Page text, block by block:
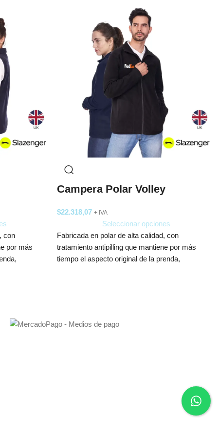
con
por más
Campera Polar Volley
$22.318,07 + IVA
Seleccionar opciones
Fabricada en polar de alta calidad, con
tratamiento antipilling que mantiene por más
tiempo el aspecto original de la prenda,